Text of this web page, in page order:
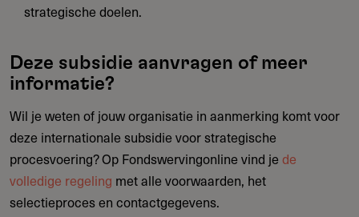
strategische doelen.
Deze subsidie aanvragen of meer
informatie?
Wil je weten of jouw organisatie in aanmerking komt voor
deze internationale subsidie voor strategische
procesvoering? Op Fondswervingonline vind je de
volledige regeling met alle voorwaarden, het
selectieproces en contactgegevens.